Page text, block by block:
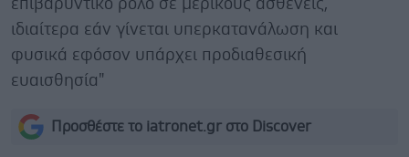
επιβαρυντικό ρόλο σε μερικούς ασθενείς,
ιδιαίτερα εάν γίνεται υπερκατανάλωση και
φυσικά εφόσον υπάρχει προδιαθεσική
ευαισθησία"
Προσθέστε το iatronet.gr στο Discover